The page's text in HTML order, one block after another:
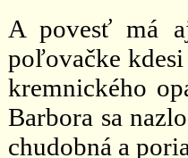
A povesť má
poľovačke
kremnického
Barbora sa
chudobná a